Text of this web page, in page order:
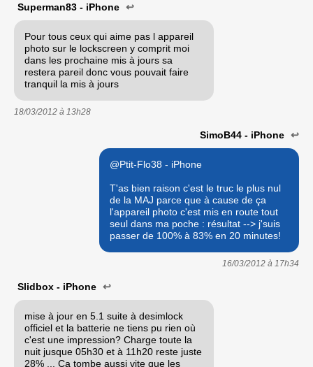
Superman83 - iPhone ↩
Pour tous ceux qui aime pas l appareil
photo sur le lockscreen y comprit moi
dans les prochaine mis à jours sa
restera pareil donc vous pouvait faire
tranquil la mis à jours
18/03/2012 à 13h28
SimoB44 - iPhone ↩
@Ptit-Flo38 - iPhone
T'as bien raison c'est le truc le plus nul
de la MAJ parce que à cause de ça
l'appareil photo c'est mis en route tout
seul dans ma poche : résultat --> j'suis
passer de 100% à 83% en 20 minutes!
16/03/2012 à 17h34
Slidbox - iPhone ↩
mise à jour en 5.1 suite à desimlock
officiel et la batterie ne tiens pu rien où
c'est une impression? Charge toute la
nuit jusque 05h30 et à 11h20 reste juste
28% ... Ça tombe aussi vite que les